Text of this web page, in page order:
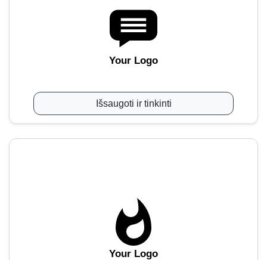
Your Logo
Išsaugoti ir tinkinti
Your Logo